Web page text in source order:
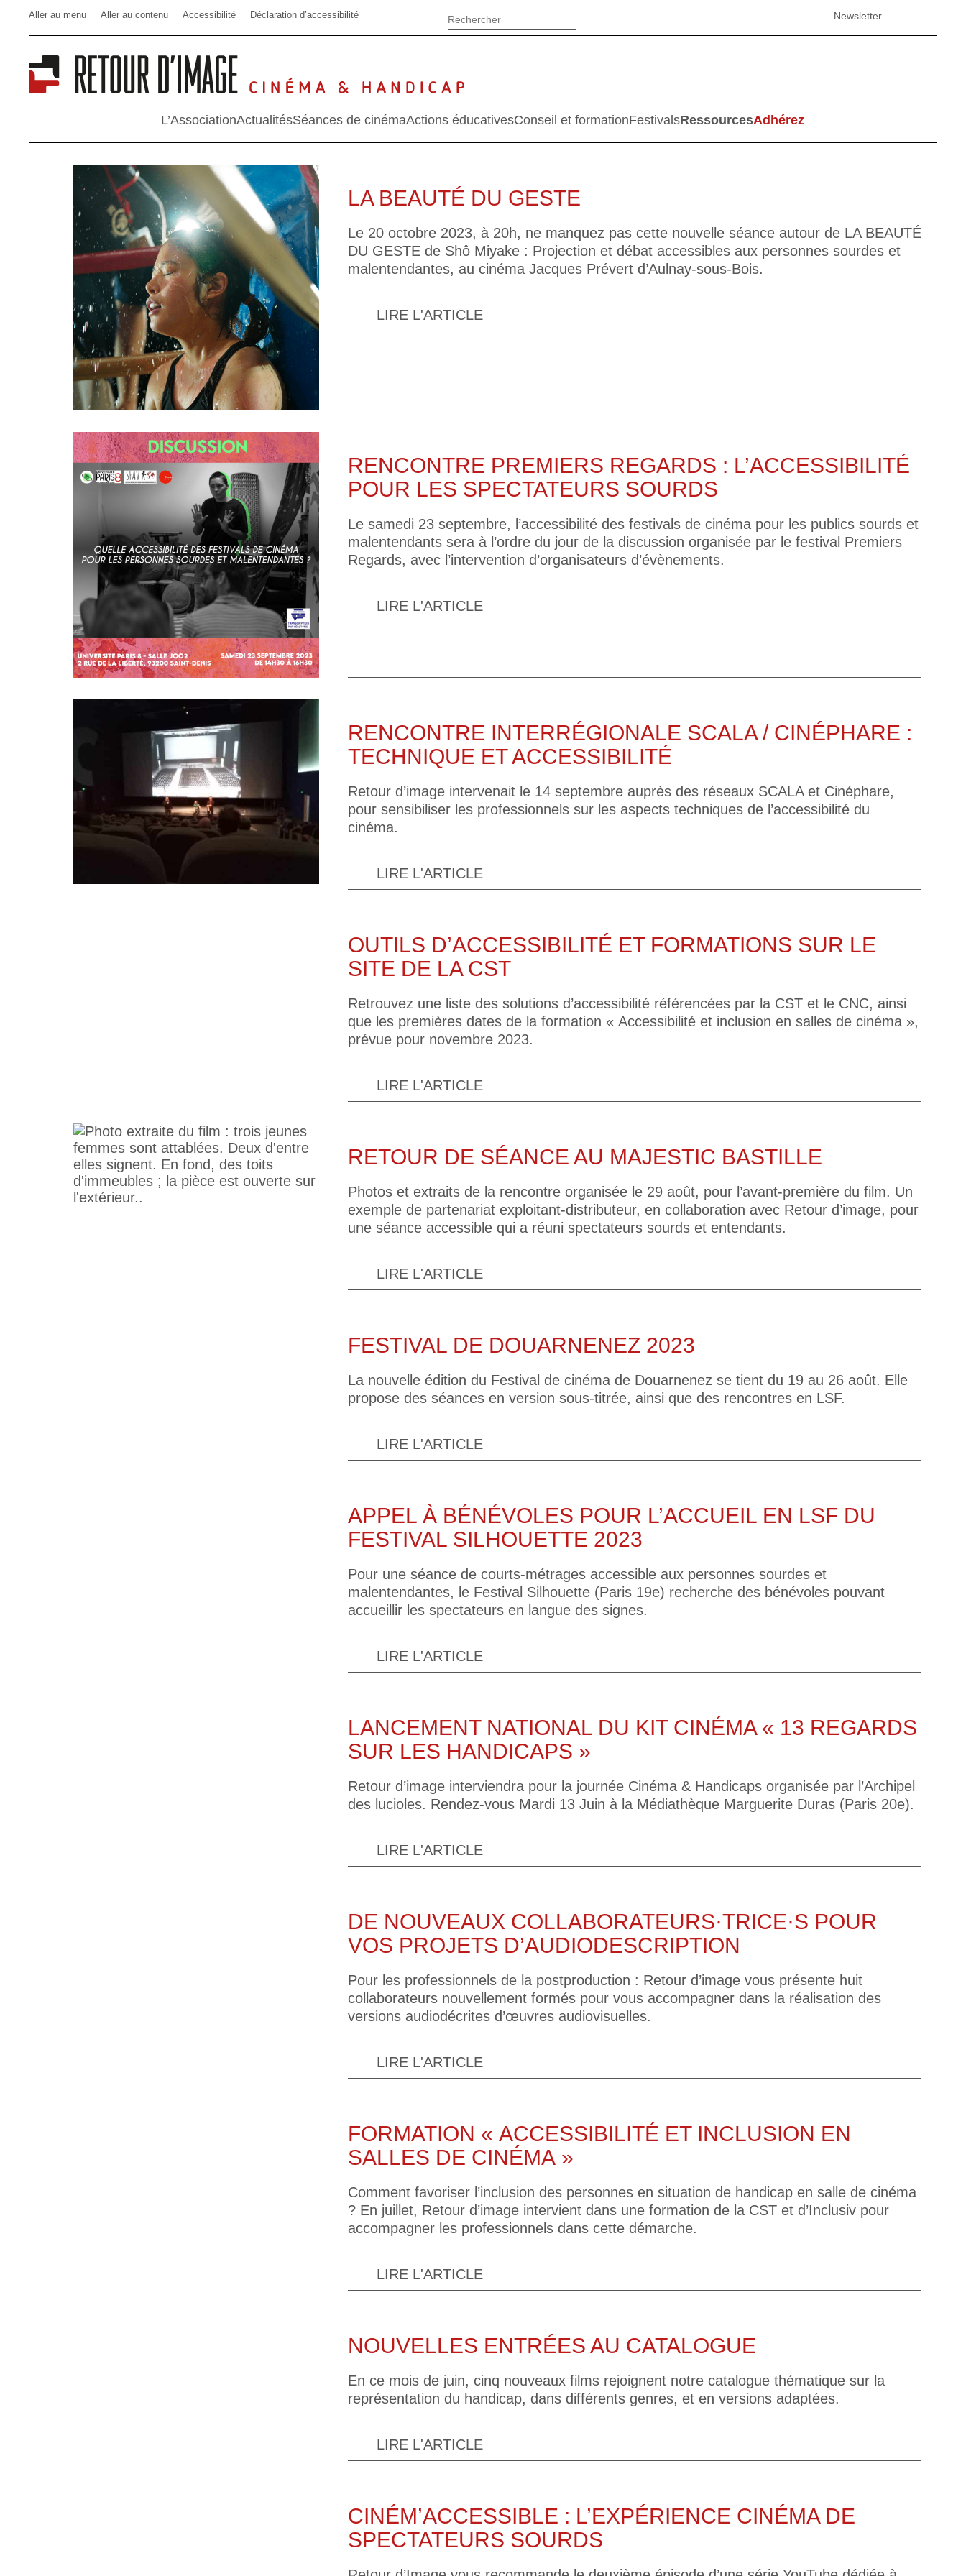
Aller au menu Aller au contenu Accessibilité Déclaration d’accessibilité Newsletter
L’AssociationActualitésSéances de cinémaActions éducativesConseil et formationFestivalsRessourcesAdhérez
LA BEAUTÉ DU GESTE
Le 20 octobre 2023, à 20h, ne manquez pas cette nouvelle séance autour de LA BEAUTÉ
DU GESTE de Shô Miyake : Projection et débat accessibles aux personnes sourdes et
malentendantes, au cinéma Jacques Prévert d’Aulnay-sous-Bois.
LIRE L'ARTICLE
RENCONTRE PREMIERS REGARDS : L’ACCESSIBILITÉ
POUR LES SPECTATEURS SOURDS
Le samedi 23 septembre, l’accessibilité des festivals de cinéma pour les publics sourds et
malentendants sera à l’ordre du jour de la discussion organisée par le festival Premiers
Regards, avec l’intervention d’organisateurs d’évènements.
LIRE L'ARTICLE
RENCONTRE INTERRÉGIONALE SCALA / CINÉPHARE :
TECHNIQUE ET ACCESSIBILITÉ
Retour d’image intervenait le 14 septembre auprès des réseaux SCALA et Cinéphare,
pour sensibiliser les professionnels sur les aspects techniques de l’accessibilité du
cinéma.
LIRE L'ARTICLE
OUTILS D’ACCESSIBILITÉ ET FORMATIONS SUR LE
SITE DE LA CST
Retrouvez une liste des solutions d’accessibilité référencées par la CST et le CNC, ainsi
que les premières dates de la formation « Accessibilité et inclusion en salles de cinéma »,
prévue pour novembre 2023.
LIRE L'ARTICLE
RETOUR DE SÉANCE AU MAJESTIC BASTILLE
Photos et extraits de la rencontre organisée le 29 août, pour l’avant-première du film. Un
exemple de partenariat exploitant-distributeur, en collaboration avec Retour d’image, pour
une séance accessible qui a réuni spectateurs sourds et entendants.
LIRE L'ARTICLE
FESTIVAL DE DOUARNENEZ 2023
La nouvelle édition du Festival de cinéma de Douarnenez se tient du 19 au 26 août. Elle
propose des séances en version sous-titrée, ainsi que des rencontres en LSF.
LIRE L'ARTICLE
APPEL À BÉNÉVOLES POUR L’ACCUEIL EN LSF DU
FESTIVAL SILHOUETTE 2023
Pour une séance de courts-métrages accessible aux personnes sourdes et
malentendantes, le Festival Silhouette (Paris 19e) recherche des bénévoles pouvant
accueillir les spectateurs en langue des signes.
LIRE L'ARTICLE
LANCEMENT NATIONAL DU KIT CINÉMA « 13 REGARDS
SUR LES HANDICAPS »
Retour d’image interviendra pour la journée Cinéma & Handicaps organisée par l’Archipel
des lucioles. Rendez-vous Mardi 13 Juin à la Médiathèque Marguerite Duras (Paris 20e).
LIRE L'ARTICLE
DE NOUVEAUX COLLABORATEURS·TRICE·S POUR
VOS PROJETS D’AUDIODESCRIPTION
Pour les professionnels de la postproduction : Retour d’image vous présente huit
collaborateurs nouvellement formés pour vous accompagner dans la réalisation des
versions audiodécrites d’œuvres audiovisuelles.
LIRE L'ARTICLE
FORMATION « ACCESSIBILITÉ ET INCLUSION EN
SALLES DE CINÉMA »
Comment favoriser l’inclusion des personnes en situation de handicap en salle de cinéma
? En juillet, Retour d’image intervient dans une formation de la CST et d’Inclusiv pour
accompagner les professionnels dans cette démarche.
LIRE L'ARTICLE
NOUVELLES ENTRÉES AU CATALOGUE
En ce mois de juin, cinq nouveaux films rejoignent notre catalogue thématique sur la
représentation du handicap, dans différents genres, et en versions adaptées.
LIRE L'ARTICLE
CINÉM’ACCESSIBLE : L’EXPÉRIENCE CINÉMA DE
SPECTATEURS SOURDS